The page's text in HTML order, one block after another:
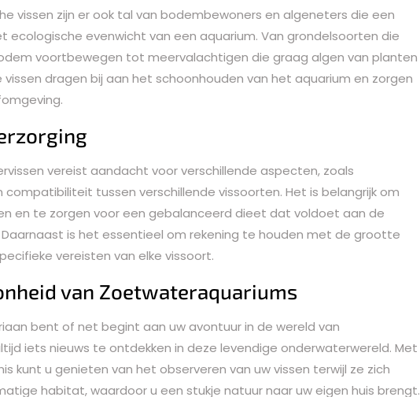
vissen zijn er ook tal van bodembewoners en algeneters die een
ecologische evenwicht van een aquarium. Van grondelsoorten die
voortbewegen tot meervalachtigen die graag algen van planten
dragen bij aan het schoonhouden van het aquarium en zorgen
vereist aandacht voor verschillende aspecten, zoals
tussen verschillende vissoorten. Het is belangrijk om
en te zorgen voor een gebalanceerd dieet dat voldoet aan de
is het essentieel om rekening te houden met de grootte
vereisten van elke vissoort.
van Zoetwateraquariums
bent of net begint aan uw avontuur in de wereld van
iets nieuws te ontdekken in deze levendige onderwaterwereld. Met
kunt u genieten van het observeren van uw vissen terwijl ze zich
habitat, waardoor u een stukje natuur naar uw eigen huis brengt.